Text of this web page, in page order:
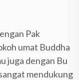
Pak
umat Buddha
juga dengan Bu
mendukung